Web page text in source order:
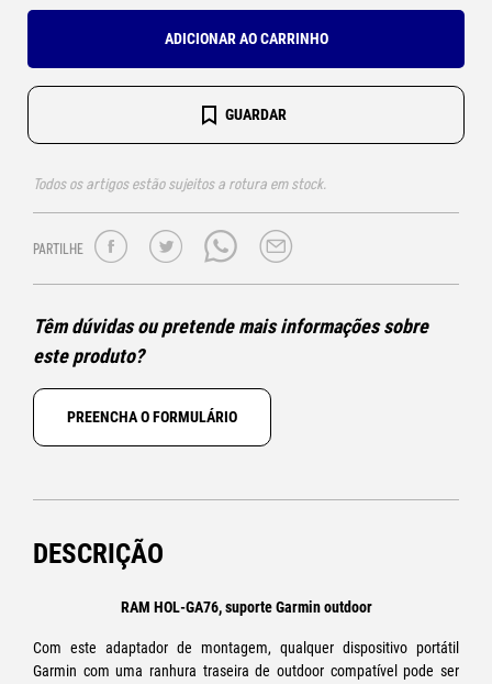
ADICIONAR AO CARRINHO
GUARDAR
Todos os artigos estão sujeitos a rotura em stock.
PARTILHE
Têm dúvidas ou pretende mais informações sobre
este produto?
PREENCHA O FORMULÁRIO
DESCRIÇÃO
RAM HOL-GA76, suporte Garmin outdoor
Com este adaptador de montagem, qualquer dispositivo portátil
Garmin com uma ranhura traseira de outdoor compatível pode ser